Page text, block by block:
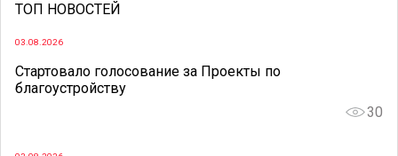
ТОП НОВОСТЕЙ
03.08.2026
Стартовало голосование за Проекты по
благоустройству
30